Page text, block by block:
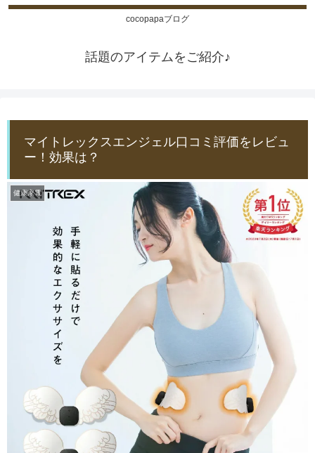
cocopapaブログ
話題のアイテムをご紹介♪
マイトレックスエンジェル口コミ評価をレビュ
ー！効果は？
健康家電